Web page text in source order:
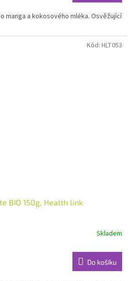
manga a kokosového mléka. Osvěžující
BIO 150g, Health link
Skladem
Do košíku
Kód: HLT053